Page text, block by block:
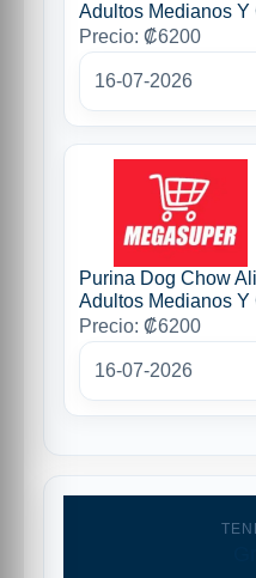
Adultos Medianos Y
Precio: ₡6200
16-07-2026
Purina Dog Chow
Adultos Medianos Y
Precio: ₡6200
16-07-2026